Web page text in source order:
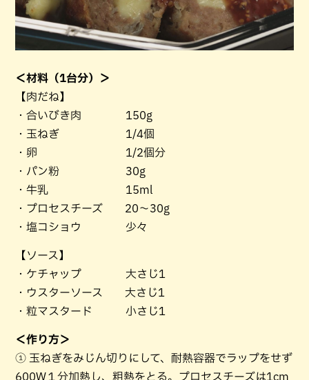
＜材料（1台分）＞
【肉だね】
・合いびき肉 150g
・玉ねぎ 1/4個
・卵 1/2個分
・パン粉 30g
・牛乳 15ml
・プロセスチーズ 20～30g
・塩コショウ 少々
【ソース】
・ケチャップ 大さじ1
・ウスターソース 大さじ1
・粒マスタード 小さじ1
＜作り方＞
① 玉ねぎをみじん切りにして、耐熱容器でラップをせず
600W１分加熱し、粗熱をとる。プロセスチーズは1cm